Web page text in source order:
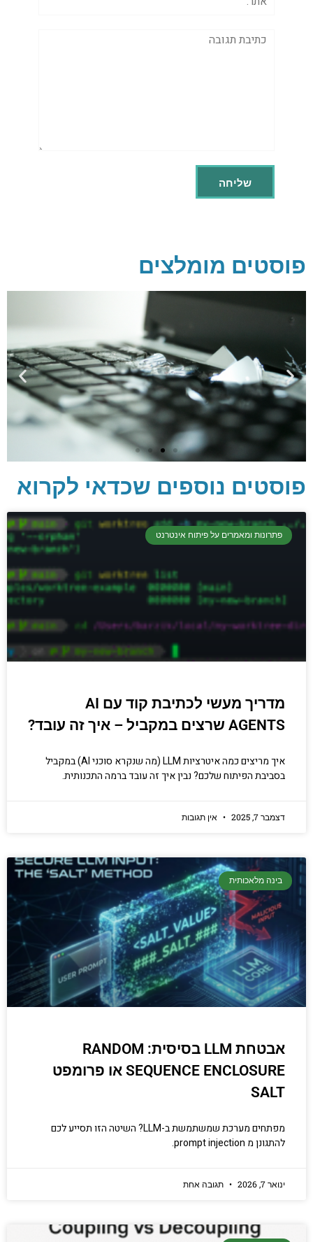
תגובה
פוסטים מומלצים
יסודות בתכנות
קריפטוגרפיה, ביצועים, אבטחת מידע ומידע
יסודי וחשוב שגם מתכנתים מנוסים לא תמיד
הכנסו עכשיו
פוסטים נוספים שכדאי לקרוא
פתרונות ומאמרים על פיתוח אינטרנט
מדריך מעשי לכתיבת קוד עם AI
AGENTS שרצים במקביל – איך זה עובד?
איך מריצים כמה איטרציות LLM (מה שנקרא סוכני AI) במקביל
בסביבת הפיתוח שלכם? נבין איך זה עובד ברמה התכנותית.
דצמבר 7, 2025 אין תגובות
בינה מלאכותית
אבטחת LLM בסיסית: RANDOM
SEQUENCE ENCLOSURE או פרומפט
SALT
מפתחים מערכת שמשתמשת ב-LLM? השיטה הזו תסייע לכם
להתגונן מ prompt injection.
ינואר 7, 2026 תגובה אחת